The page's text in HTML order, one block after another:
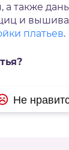
также
и
платьев.
Не